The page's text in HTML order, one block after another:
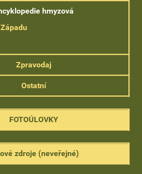
hmyzová
Zpravodaj
Ostatní
FOTOÚLOVKY
zdroje (neveřejné)